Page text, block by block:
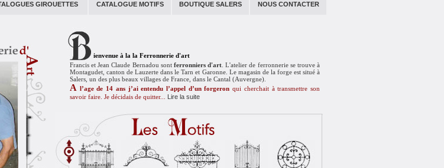
GIROUETTES CATALOGUE MOTIFS BOUTIQUE SALERS NOUS CONTACTER
ienvenue à la la Ferronnerie d'art
Francis et Jean Claude Bernadou sont ferronniers d'art . L'atelier de ferronnerie se trouve à
Montagudet, canton de Lauzerte dans le Tarn et Garonne. Le magasin de la forge est situé à
Salers, un des plus beaux villages de France, dans le Cantal (Auvergne).
A l’age de 14 ans j’ai entendu l’appel d’un forgeron qui cherchait à transmettre son
savoir faire. Je décidais de quitter...
Lire la suite